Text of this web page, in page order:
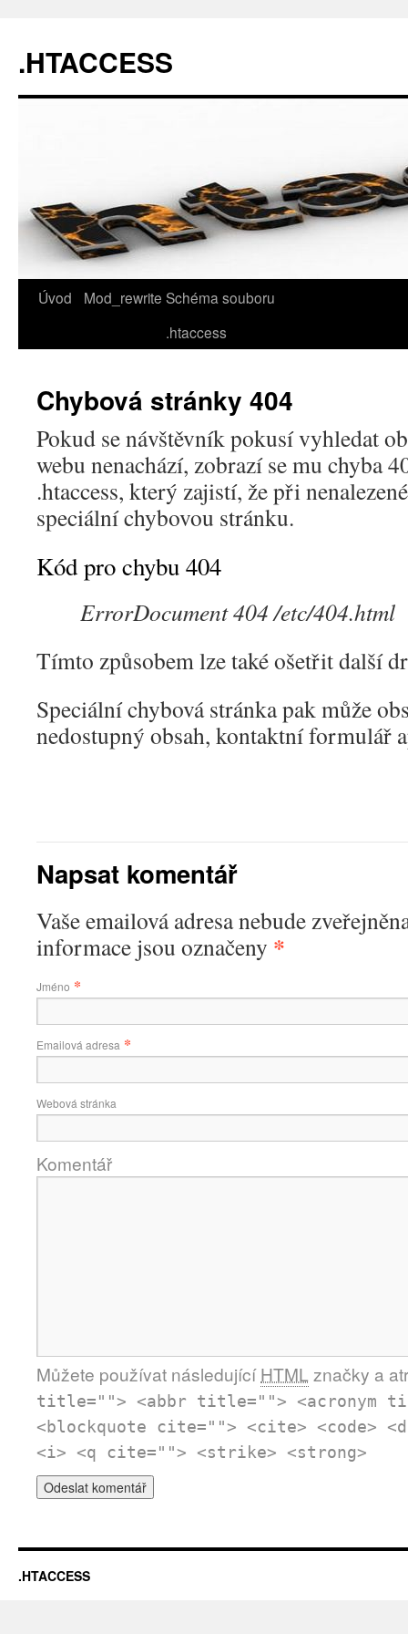
.HTACCESS
Úvod Mod_rewrite Schéma souboru
.htaccess
Chybová stránky 404
Pokud se návštěvník pokusí vyhledat
webu nenachází, zobrazí se mu chyba
.htaccess, který zajistí, že při
speciální chybovou stránku.
Kód pro chybu 404
ErrorDocument 404 /etc/404.html
Tímto způsobem lze také ošetřit další
Speciální chybová stránka pak může
nedostupný obsah, kontaktní formulář
Napsat komentář
Vaše emailová adresa nebude
informace jsou označeny *
Jméno *
Emailová adresa *
Webová stránka
Komentář
Můžete používat následujícíHTML značky a
title=""> <abbr title=""> <acronym
<blockquote cite=""> <cite> <code>
<i> <q cite=""> <strike> <strong>
.HTACCESS